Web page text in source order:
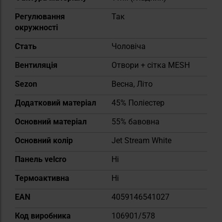
Регулювання
окружності
Так
Cтать
Чоловіча
Вентиляція
Отвори + сітка MESH
Sezon
Весна, Літо
Додатковий матеріал
45% Поліестер
Основний матеріал
55% бавовна
Основний колір
Jet Stream White
Панель velcro
Ні
Термоактивна
Ні
EAN
4059146541027
Код виробника
106901/578